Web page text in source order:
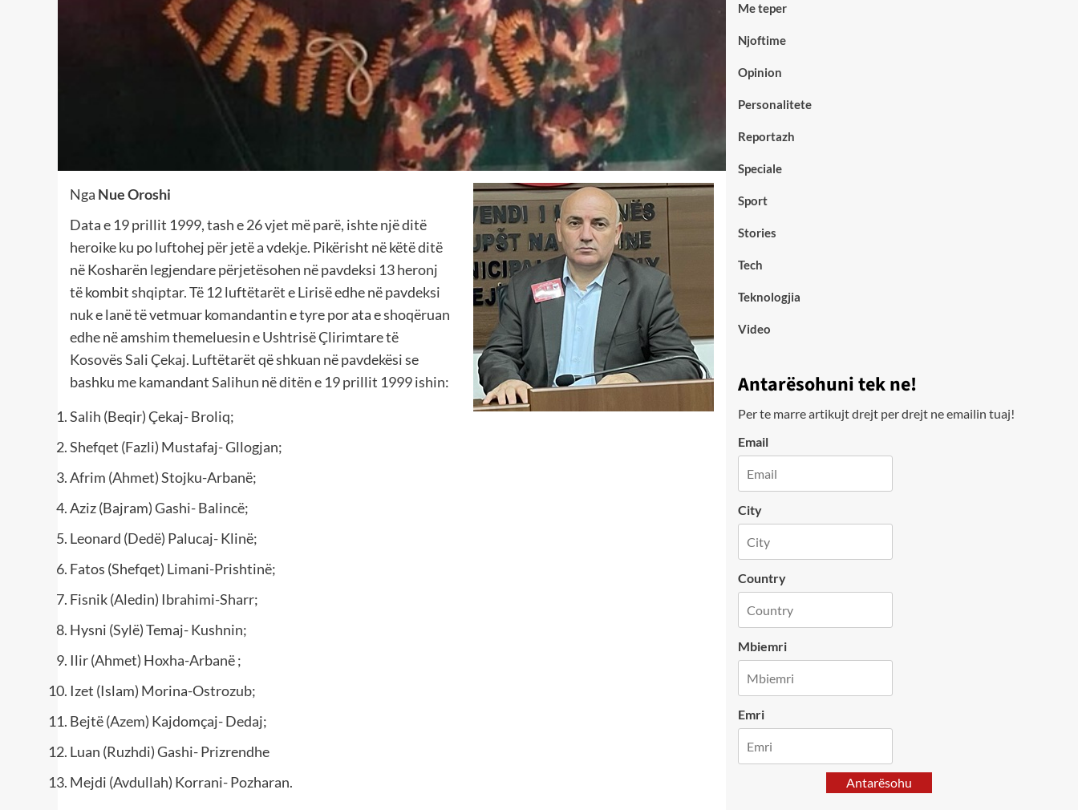
Nga Nue Oroshi
Data e 19 prillit 1999, tash e 26 vjet më parë, ishte një ditë
heroike ku po luftohej për jetë a vdekje. Pikërisht në këtë ditë
në Kosharën legjendare përjetësohen në pavdeksi 13 heronj
të kombit shqiptar. Të 12 luftëtarët e Lirisë edhe në pavdeksi
nuk e lanë të vetmuar komandantin e tyre por ata e shoqëruan
edhe në amshim themeluesin e Ushtrisë Çlirimtare të
Kosovës Sali Çekaj. Luftëtarët që shkuan në pavdekësi se
bashku me kamandant Salihun në ditën e 19 prillit 1999 ishin:
Salih (Beqir) Çekaj- Broliq;
Shefqet (Fazli) Mustafaj- Gllogjan;
Afrim (Ahmet) Stojku-Arbanë;
Aziz (Bajram) Gashi- Balincë;
Leonard (Dedë) Palucaj- Klinë;
Fatos (Shefqet) Limani-Prishtinë;
Fisnik (Aledin) Ibrahimi-Sharr;
Hysni (Sylë) Temaj- Kushnin;
Ilir (Ahmet) Hoxha-Arbanë ;
Izet (Islam) Morina-Ostrozub;
Bejtë (Azem) Kajdomçaj- Dedaj;
Luan (Ruzhdi) Gashi- Prizrendhe
Mejdi (Avdullah) Korrani- Pozharan.
Me teper
Njoftime
Opinion
Personalitete
Reportazh
Speciale
Sport
Stories
Tech
Teknologjia
Video
Antarësohuni tek ne!
Per te marre artikujt drejt per drejt ne emailin tuaj!
Email
City
Country
Mbiemri
Emri
Antarësohu